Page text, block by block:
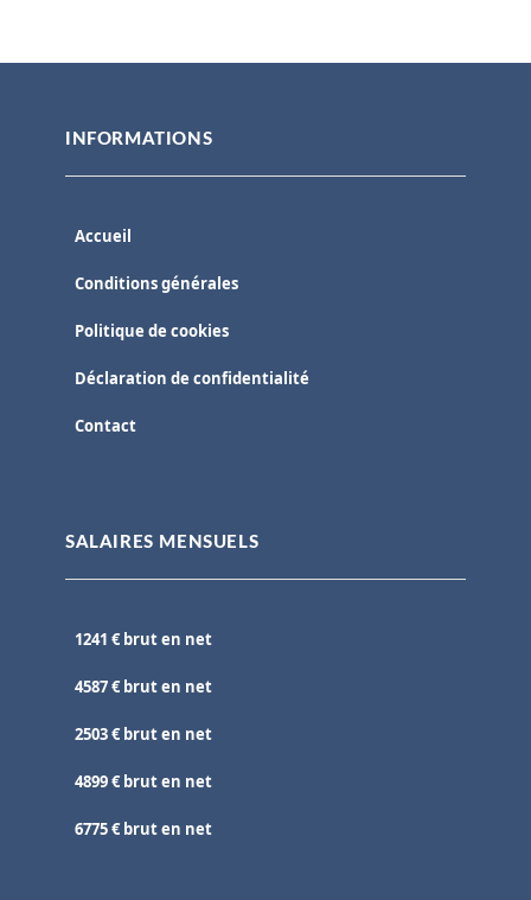
INFORMATIONS
Accueil
Conditions générales
Politique de cookies
Déclaration de confidentialité
Contact
SALAIRES MENSUELS
1241 € brut en net
4587 € brut en net
2503 € brut en net
4899 € brut en net
6775 € brut en net